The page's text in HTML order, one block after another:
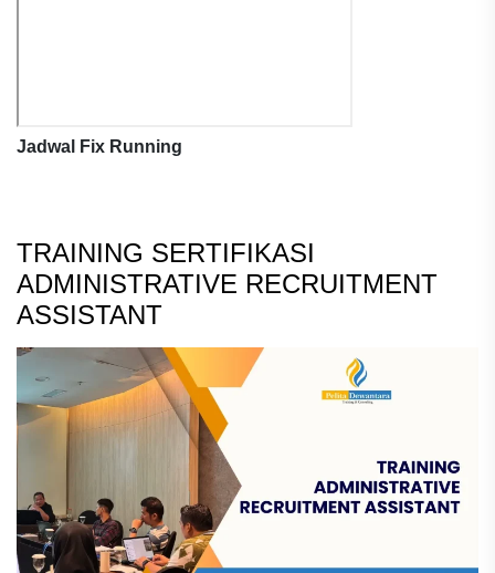
Jadwal Fix Running
TRAINING SERTIFIKASI
ADMINISTRATIVE RECRUITMENT
ASSISTANT